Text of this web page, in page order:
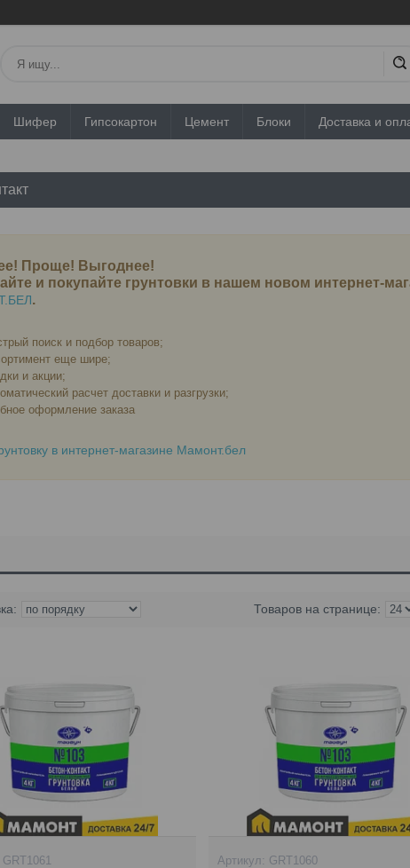
Шифер Гипсокартон Цемент Блоки Доставка и
Проще! Выгоднее!
и покупайте грунтовки в нашем новом интернет-
.
поиск и подбор товаров;
еще шире;
и акции;
расчет доставки и разгрузки;
оформление заказа
в интернет-магазине Мамонт.бел
GRT1061 GRT1060